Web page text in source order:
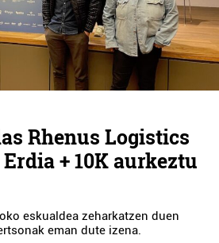
Rhenus Logistics
+ 10K aurkeztu
eskualdea zeharkatzen duen
eman dute izena.